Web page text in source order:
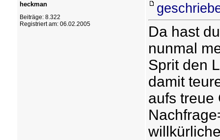
heckman
Beiträge: 8.322
Registriert am: 06.02.2005
Da hast
nunmal
Sprit den
damit
aufs treue